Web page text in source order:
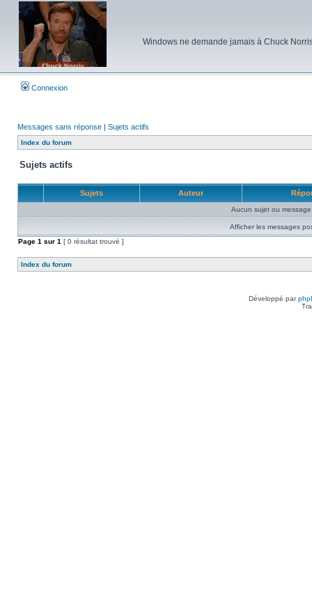
Windows ne demande jamais à Chuck
Connexion
Messages sans réponse | Sujets actifs
Index du forum
Sujets actifs
Sujets Auteur
Aucun sujet ou
Afficher les messages
Page 1 sur 1 [ 0 résultat trouvé ]
Index du forum
Développé par